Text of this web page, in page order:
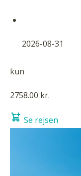
2026-08-31
kun
2758.00 kr.
Se rejsen